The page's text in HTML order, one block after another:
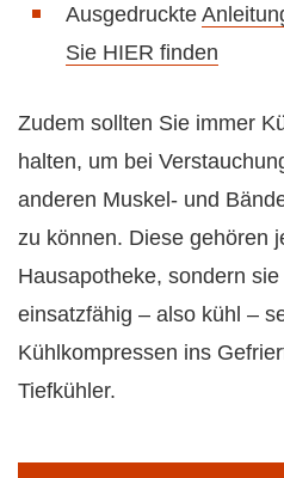
Ausgedruckte
Sie HIER finden
Zudem sollten Sie immer
halten, um bei
anderen Muskel- und
zu können. Diese gehören
Hausapotheke, sondern
einsatzfähig – also kühl –
Kühlkompressen ins
Tiefkühler.